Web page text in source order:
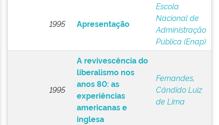
1995 Apresentação
Escola
Nacional de
Administração
Pública (Enap)
1995
A revivescência do
liberalismo nos
anos 80: as
experiências
americanas e
inglesa
Fernandes,
Cândido Luiz
de Lima